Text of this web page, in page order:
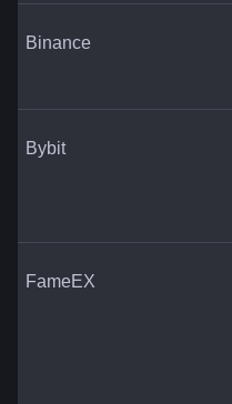
Binance
Bybit
FameEX